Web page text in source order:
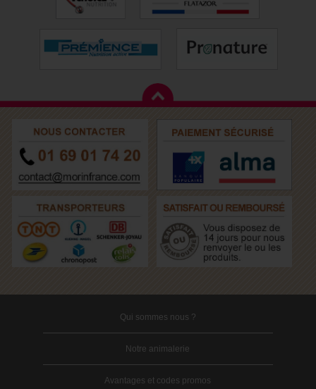
Qui sommes nous ?
Notre animalerie
Avantages et codes promos